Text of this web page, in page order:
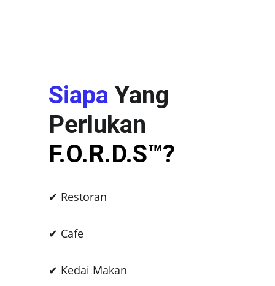
Siapa Yang
Perlukan
F.O.R.D.S™?
✔ Restoran
✔ Cafe
✔ Kedai Makan